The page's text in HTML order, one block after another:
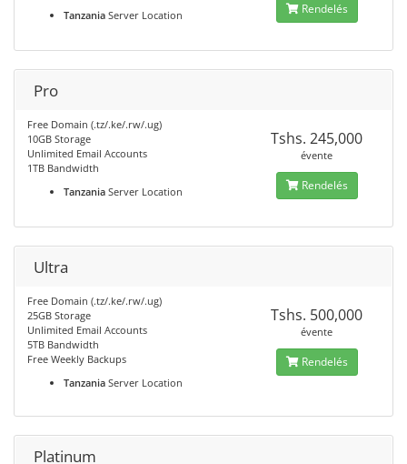
Tanzania Server Location Rendelés
Pro
Free Domain (.tz/.ke/.rw/.ug)
10GB Storage
Unlimited Email Accounts
1TB Bandwidth
Tanzania Server Location
Tshs. 245,000
évente
Rendelés
Ultra
Free Domain (.tz/.ke/.rw/.ug)
25GB Storage
Unlimited Email Accounts
5TB Bandwidth
Free Weekly Backups
Tanzania Server Location
Tshs. 500,000
évente
Rendelés
Platinum